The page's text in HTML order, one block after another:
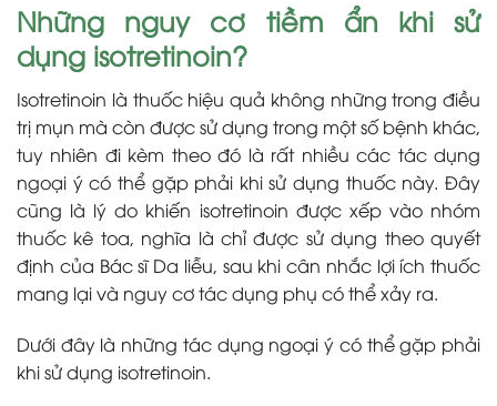
Những nguy cơ tiềm ẩn khi sử
dụng isotretinoin?
Isotretinoin là thuốc hiệu quả không những trong điều
trị mụn mà còn được sử dụng trong một số bệnh khác,
tuy nhiên đi kèm theo đó là rất nhiều các tác dụng
ngoại ý có thể gặp phải khi sử dụng thuốc này. Đây
cũng là lý do khiến isotretinoin được xếp vào nhóm
thuốc kê toa, nghĩa là chỉ được sử dụng theo quyết
định của Bác sĩ Da liễu, sau khi cân nhắc lợi ích thuốc
mang lại và nguy cơ tác dụng phụ có thể xảy ra.
Dưới đây là những tác dụng ngoại ý có thể gặp phải
khi sử dụng isotretinoin.